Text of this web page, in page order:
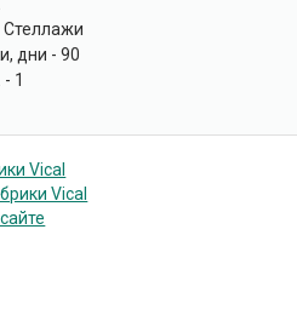
Стеллажи
дни - 90
1
Vical
Vical